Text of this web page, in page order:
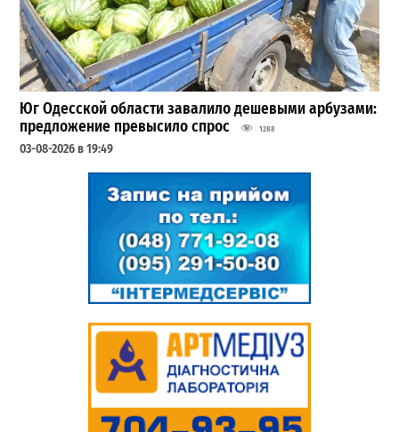
Юг Одесской области завалило дешевыми арбузами:
предложение превысило спрос
1288
03-08-2026 в 19:49